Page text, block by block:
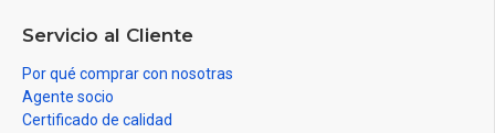
Servicio al Cliente
Por qué comprar con nosotras
Agente socio
Certificado de calidad